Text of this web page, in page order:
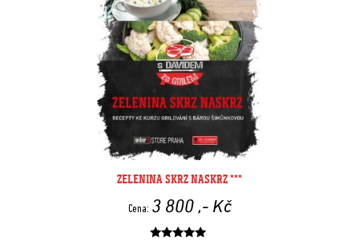
ZELENINA SKRZ NASKRZ ***
Cena: 3 800 ,- Kč